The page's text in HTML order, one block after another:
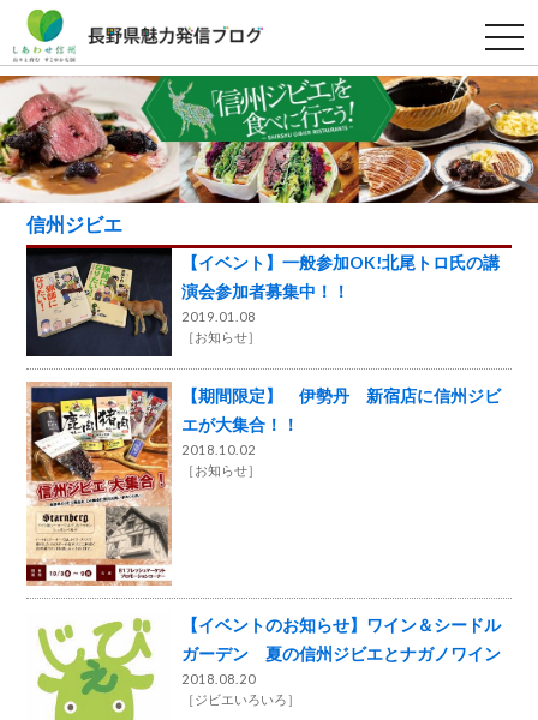
t
o
g
g
l
e
n
a
v
i
t
信州ジビエ
【イベント】一般参加OK!北尾トロ氏の講
演会参加者募集中！！
2019.01.08
［お知らせ］
【期間限定】 伊勢丹 新宿店に信州ジビ
エが大集合！！
2018.10.02
［お知らせ］
【イベントのお知らせ】ワイン＆シードル
ガーデン 夏の信州ジビエとナガノワイン
2018.08.20
［ジビエいろいろ］